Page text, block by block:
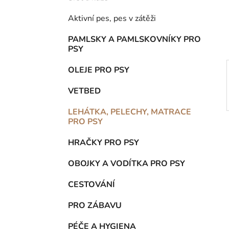
Aktivní pes, pes v zátěži
PAMLSKY A PAMLSKOVNÍKY PRO
PSY
OLEJE PRO PSY
VETBED
LEHÁTKA, PELECHY, MATRACE
PRO PSY
HRAČKY PRO PSY
OBOJKY A VODÍTKA PRO PSY
CESTOVÁNÍ
PRO ZÁBAVU
PÉČE A HYGIENA